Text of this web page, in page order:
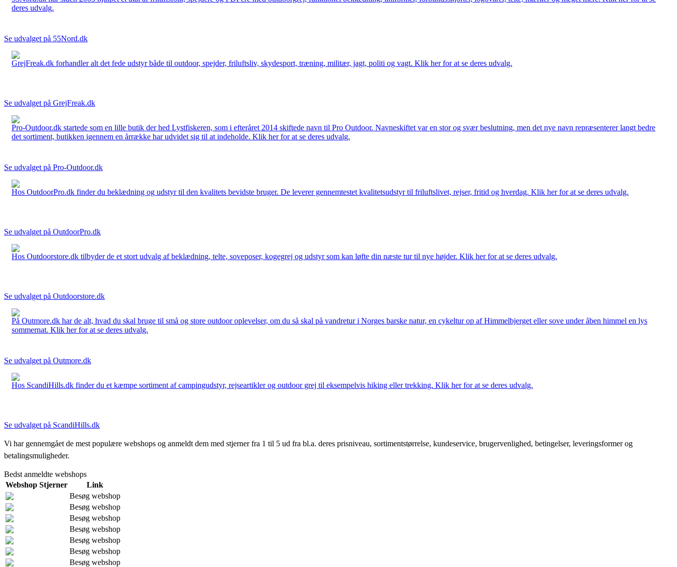
deres udvalg.
Se udvalget på 55Nord.dk
GrejFreak.dk forhandler alt det fede udstyr både til outdoor, spejder, friluftsliv, skydesport, træning, militær, jagt, politi og vagt. Klik her for at se deres udvalg.
Se udvalget på GrejFreak.dk
Pro-Outdoor.dk startede som en lille butik der hed Lystfiskeren, som i efteråret 2014 skiftede navn til Pro Outdoor. Navneskiftet var en stor og svær beslutning, men det nye navn repræsenterer langt bedre
det sortiment, butikken igennem en årrække har udvidet sig til at indeholde. Klik her for at se deres udvalg.
Se udvalget på Pro-Outdoor.dk
Hos OutdoorPro.dk finder du beklædning og udstyr til den kvalitets bevidste bruger. De leverer gennemtestet kvalitetsudstyr til friluftslivet, rejser, fritid og hverdag. Klik her for at se deres udvalg.
Se udvalget på OutdoorPro.dk
Hos Outdoorstore.dk tilbyder de et stort udvalg af beklædning, telte, soveposer, kogegrej og udstyr som kan løfte din næste tur til nye højder. Klik her for at se deres udvalg.
Se udvalget på Outdoorstore.dk
På Outmore.dk har de alt, hvad du skal bruge til små og store outdoor oplevelser, om du så skal på vandretur i Norges barske natur, en cykeltur op af Himmelbjerget eller sove under åben himmel en lys
sommernat. Klik her for at se deres udvalg.
Se udvalget på Outmore.dk
Hos ScandiHills.dk finder du et kæmpe sortiment af campingudstyr, rejseartikler og outdoor grej til eksempelvis hiking eller trekking. Klik her for at se deres udvalg.
Se udvalget på ScandiHills.dk
Vi har gennemgået de mest populære webshops og anmeldt dem med stjerner fra 1 til 5 ud fra bl.a. deres prisniveau, sortimentstørrelse, kundeservice, brugervenlighed, betingelser, leveringsformer og
betalingsmuligheder.
Bedst anmeldte webshops
Webshop Stjerner
Link
Besøg webshop
Besøg webshop
Besøg webshop
Besøg webshop
Besøg webshop
Besøg webshop
Besøg webshop